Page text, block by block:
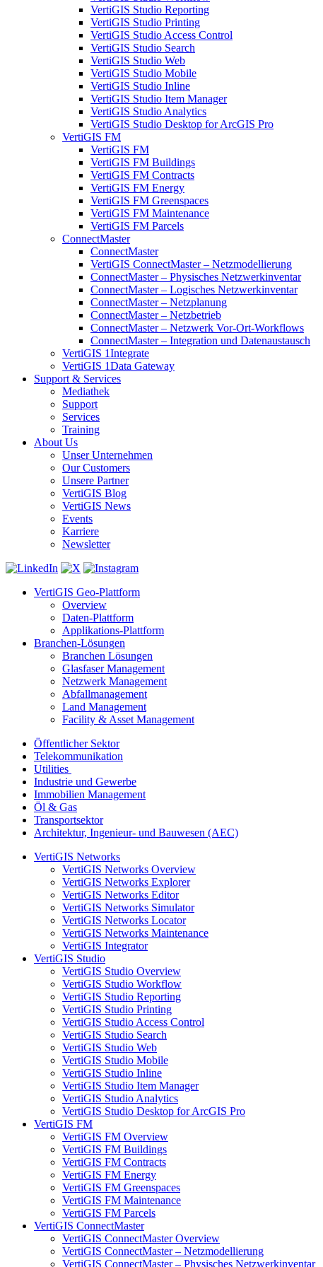
VertiGIS Studio Reporting
VertiGIS Studio Printing
VertiGIS Studio Access Control
VertiGIS Studio Search
VertiGIS Studio Web
VertiGIS Studio Mobile
VertiGIS Studio Inline
VertiGIS Studio Item Manager
VertiGIS Studio Analytics
VertiGIS Studio Desktop for ArcGIS Pro
VertiGIS FM
VertiGIS FM
VertiGIS FM Buildings
VertiGIS FM Contracts
VertiGIS FM Energy
VertiGIS FM Greenspaces
VertiGIS FM Maintenance
VertiGIS FM Parcels
ConnectMaster
ConnectMaster
VertiGIS ConnectMaster – Netzmodellierung
ConnectMaster – Physisches Netzwerkinventar
ConnectMaster – Logisches Netzwerkinventar
ConnectMaster – Netzplanung
ConnectMaster – Netzbetrieb
ConnectMaster – Netzwerk Vor-Ort-Workflows
ConnectMaster – Integration und Datenaustausch
VertiGIS 1Integrate
VertiGIS 1Data Gateway
Support & Services
Mediathek
Support
Services
Training
About Us
Unser Unternehmen
Our Customers
Unsere Partner
VertiGIS Blog
VertiGIS News
Events
Karriere
Newsletter
VertiGIS Geo-Plattform
Overview
Daten-Plattform
Applikations-Plattform
Branchen-Lösungen
Branchen Lösungen
Glasfaser Management
Netzwerk Management
Abfallmanagement
Land Management
Facility & Asset Management
Öffentlicher Sektor
Telekommunikation
Utilities
Industrie und Gewerbe
Immobilien Management
Öl & Gas
Transportsektor
Architektur, Ingenieur- und Bauwesen (AEC)
VertiGIS Networks
VertiGIS Networks Overview
VertiGIS Networks Explorer
VertiGIS Networks Editor
VertiGIS Networks Simulator
VertiGIS Networks Locator
VertiGIS Networks Maintenance
VertiGIS Integrator
VertiGIS Studio
VertiGIS Studio Overview
VertiGIS Studio Workflow
VertiGIS Studio Reporting
VertiGIS Studio Printing
VertiGIS Studio Access Control
VertiGIS Studio Search
VertiGIS Studio Web
VertiGIS Studio Mobile
VertiGIS Studio Inline
VertiGIS Studio Item Manager
VertiGIS Studio Analytics
VertiGIS Studio Desktop for ArcGIS Pro
VertiGIS FM
VertiGIS FM Overview
VertiGIS FM Buildings
VertiGIS FM Contracts
VertiGIS FM Energy
VertiGIS FM Greenspaces
VertiGIS FM Maintenance
VertiGIS FM Parcels
VertiGIS ConnectMaster
VertiGIS ConnectMaster Overview
VertiGIS ConnectMaster – Netzmodellierung
VertiGIS ConnectMaster – Physisches Netzwerkinventar